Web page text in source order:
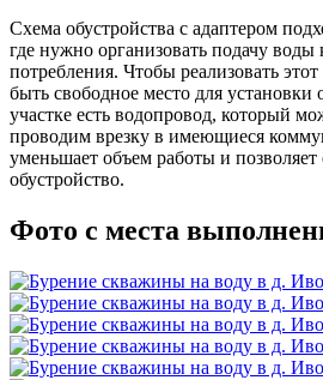
Схема обустройства с адаптером
где нужно организовать подачу воды
потребления. Чтобы реализовать
быть свободное место для установки
участке есть водопровод, который
проводим врезку в имеющиеся
уменьшает объем работы и
обустройство.
Фото с места